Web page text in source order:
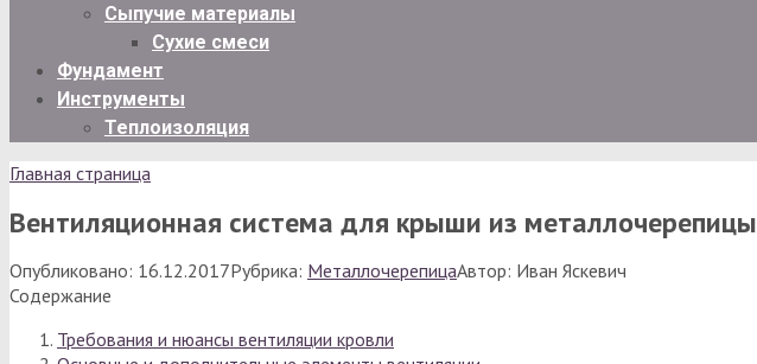
Сыпучие материалы
Сухие смеси
Фундамент
Инструменты
Теплоизоляция
Главная страница
Вентиляционная система для крыши из металлочерепицы
Опубликовано: 16.12.2017Рубрика: МеталлочерепицаАвтор: Иван Яскевич
Содержание
Требования и нюансы вентиляции кровли